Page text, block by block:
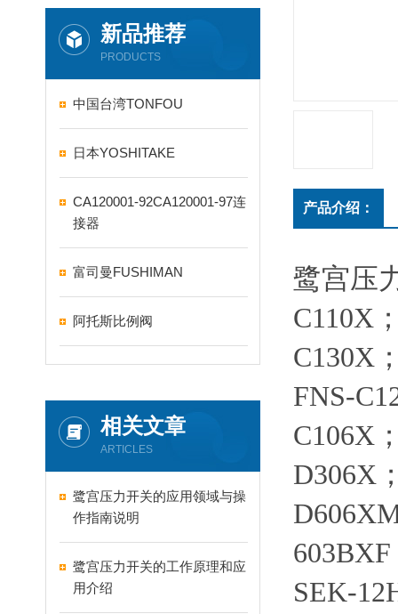
新品推荐
PRODUCTS
中国台湾TONFOU
日本YOSHITAKE
CA120001-92CA120001-97连
接器
富司曼FUSHIMAN
阿托斯比例阀
相关文章
ARTICLES
鹭宫压力开关的应用领域与操
作指南说明
鹭宫压力开关的工作原理和应
用介绍
产品介绍：
鹭宫压
C110X
C130X
FNS-
C106X
D306X
SEK-